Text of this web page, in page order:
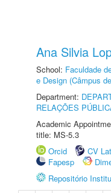
Ana Silvia
School: Faculdade
e Design (Câmpus
Department:
RELAÇÕES
Academic
title: MS-5.3
Orcid
CV
Fapesp
Repositório